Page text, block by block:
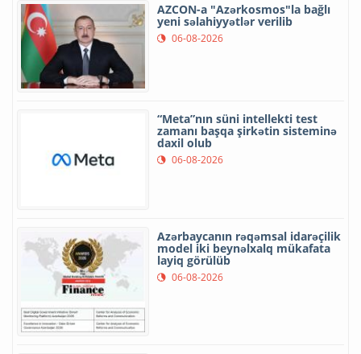
AZCON-a "Azərkosmos"la bağlı
yeni səlahiyyətlər verilib
06-08-2026
“Meta”nın süni intellekti test
zamanı başqa şirkətin sisteminə
daxil olub
06-08-2026
Azərbaycanın rəqəmsal idarəçilik
model iki beynəlxalq mükafata
layiq görülüb
06-08-2026